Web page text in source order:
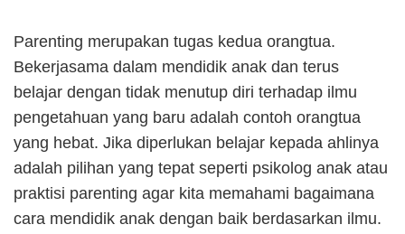
Parenting merupakan tugas kedua orangtua.
Bekerjasama dalam mendidik anak dan terus
belajar dengan tidak menutup diri terhadap ilmu
pengetahuan yang baru adalah contoh orangtua
yang hebat. Jika diperlukan belajar kepada ahlinya
adalah pilihan yang tepat seperti psikolog anak atau
praktisi parenting agar kita memahami bagaimana
cara mendidik anak dengan baik berdasarkan ilmu.